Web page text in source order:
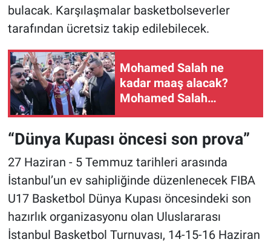
bulacak. Karşılaşmalar basketbolseverler
tarafından ücretsiz takip edilebilecek.
Mohamed Salah ne
kadar maaş alacak?
Mohamed Salah
“Dünya Kupası öncesi son prova”
27 Haziran - 5 Temmuz tarihleri arasında
İstanbul’un ev sahipliğinde düzenlenecek FIBA
U17 Basketbol Dünya Kupası öncesindeki son
hazırlık organizasyonu olan Uluslararası
İstanbul Basketbol Turnuvası, 14-15-16 Haziran